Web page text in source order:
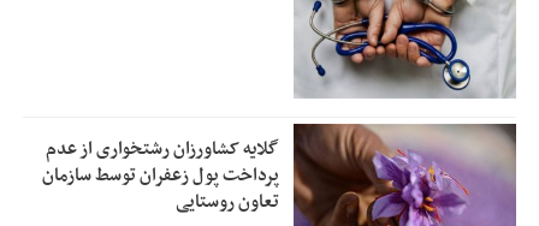
گلایه کشاورزان رشتخواری از عدم
پرداخت پول زعفران توسط سازمان
تعاون روستایی